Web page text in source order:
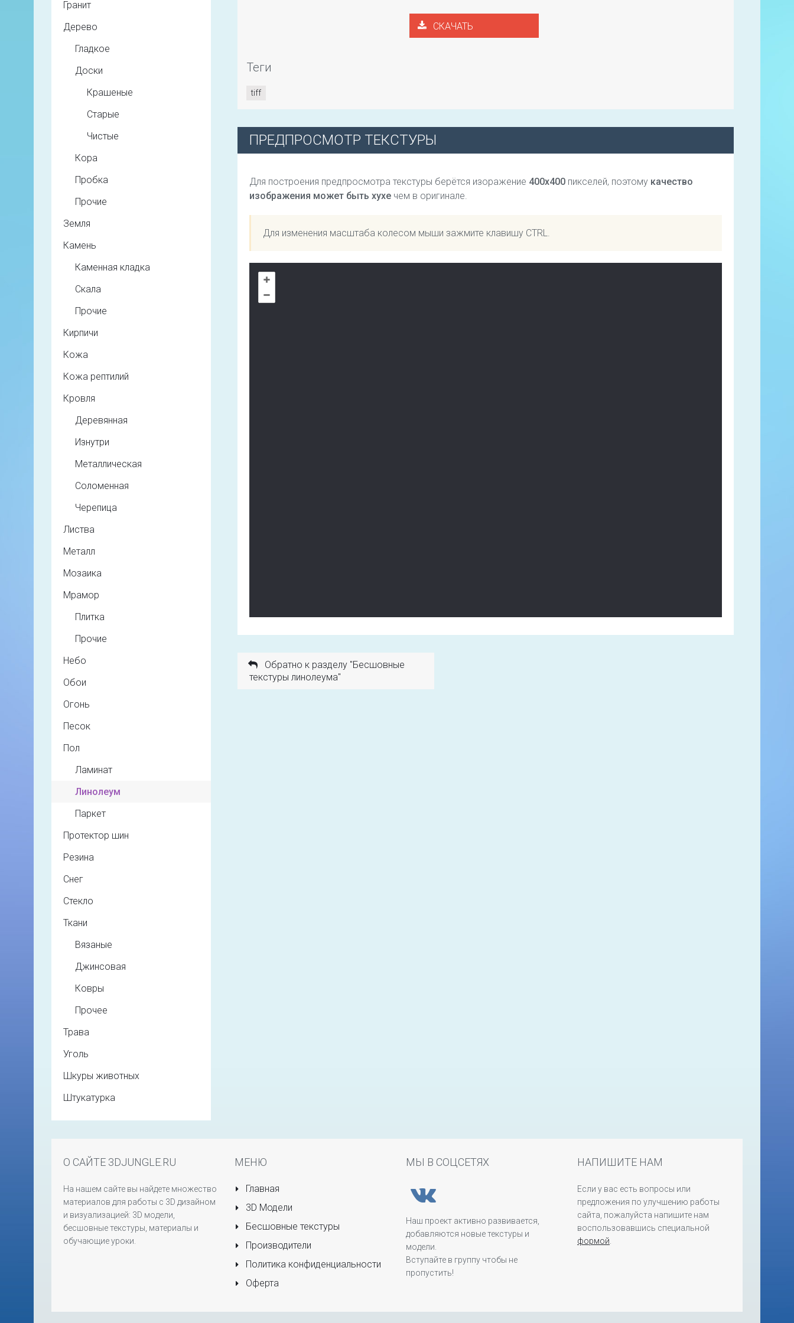
СКАЧАТЬ
Теги
tiff
ПРЕДПРОСМОТР ТЕКСТУРЫ
Для построения предпросмотра текстуры берётся изоражение 400х400 пикселей, поэтому качество
изображения может быть хухе чем в оригинале.
Для изменения масштаба колесом мыши зажмите клавишу CTRL.
Обратно к разделу "Бесшовные
текстуры линолеума"
Гранит
Дерево
Гладкое
Доски
Крашеные
Старые
Чистые
Кора
Пробка
Прочие
Земля
Камень
Каменная кладка
Скала
Прочие
Кирпичи
Кожа
Кожа рептилий
Кровля
Деревянная
Изнутри
Металлическая
Соломенная
Черепица
Листва
Металл
Мозаика
Мрамор
Плитка
Прочие
Небо
Обои
Огонь
Песок
Пол
Ламинат
Линолеум
Паркет
Протектор шин
Резина
Снег
Стекло
Ткани
Вязаные
Джинсовая
Ковры
Прочее
Трава
Уголь
Шкуры животных
Штукатурка
О САЙТЕ 3DJUNGLE.RU
На нашем сайте вы найдете множество
материалов для работы с 3D дизайном
и визуализацией: 3D модели,
бесшовные текстуры, материалы и
обучающие уроки.
МЕНЮ
Главная
3D Модели
Бесшовные текстуры
Производители
Политика конфиденциальности
Оферта
МЫ В СОЦСЕТЯХ
Наш проект активно развивается,
добавляются новые текстуры и
модели.
Вступайте в группу чтобы не
пропустить!
НАПИШИТЕ НАМ
Если у вас есть вопросы или
предложения по улучшению работы
сайта, пожалуйста напишите нам
воспользовавшись специальной
формой